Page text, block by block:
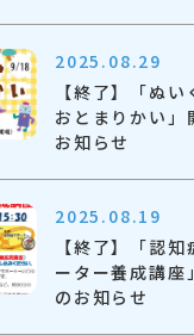
2025.08.29
【終了】「ぬい
おとまりかい」
お知らせ
2025.08.19
【終了】「認知
ーター養成講座
のお知らせ